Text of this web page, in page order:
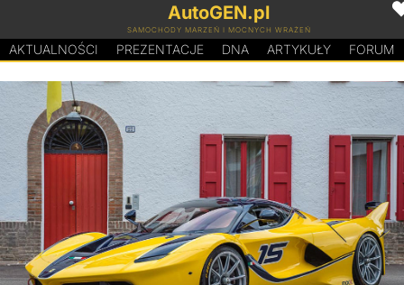
AutoGEN.pl
SAMOCHODY MARZEŃ I MOCNYCH WRAŻEŃ
AKTUALNOŚCI PREZENTACJE DNA ARTYKUŁY FORUM